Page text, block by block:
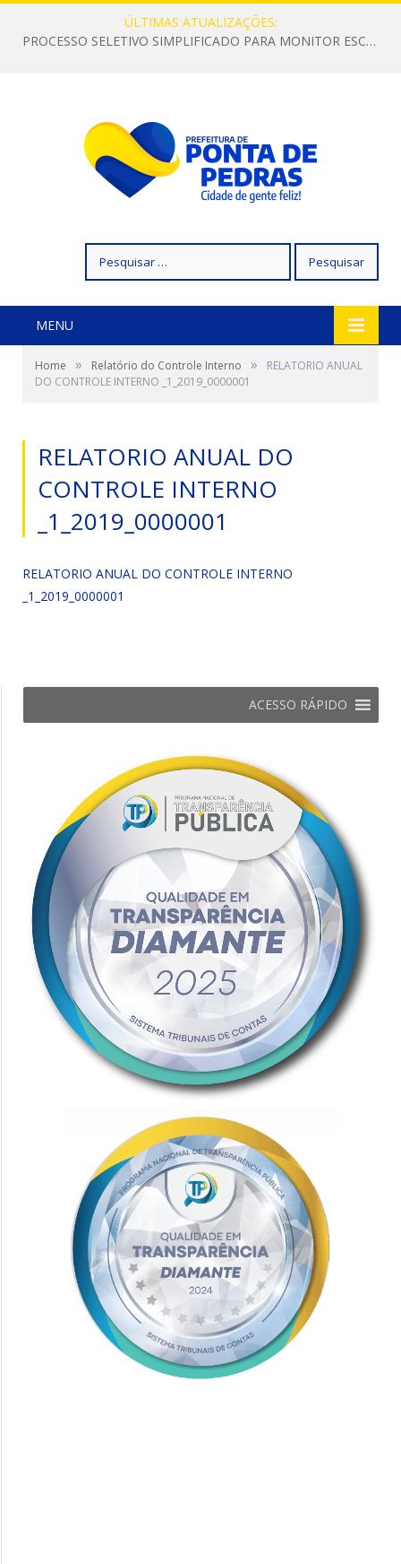
ÚLTIMAS ATUALIZAÇÕES:
PROCESSO SELETIVO SIMPLIFICADO PARA MONITOR ESCOLAR
por:
MENU
Home » Relatório do Controle Interno »
RELATORIO ANUAL
DO CONTROLE INTERNO _1_2019_0000001
RELATORIO ANUAL DO
CONTROLE INTERNO
_1_2019_0000001
RELATORIO ANUAL DO CONTROLE INTERNO
_1_2019_0000001
ACESSO RÁPIDO